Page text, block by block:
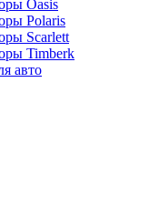
Oasis
Polaris
Scarlett
Timberk
авто